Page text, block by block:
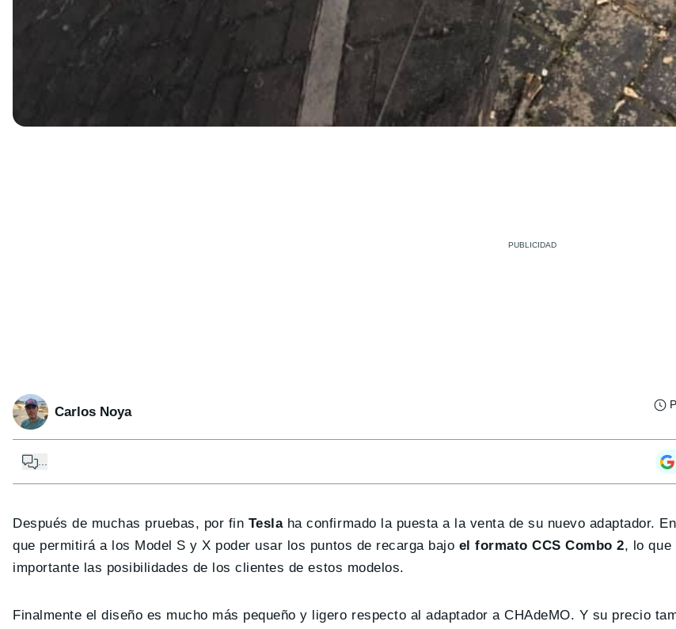
Carlos Noya
Después de muchas pruebas, por fin Teslaha confirmado la puesta a la venta de su nuevo adaptador.
que permitirá a los Model S y X poder usar los puntos de recarga bajo el formato CCS Combo 2, lo que
importante las posibilidades de los clientes de estos modelos.
Finalmente el diseño es mucho más pequeño y ligero respecto al adaptador a CHAdeMO. Y su precio